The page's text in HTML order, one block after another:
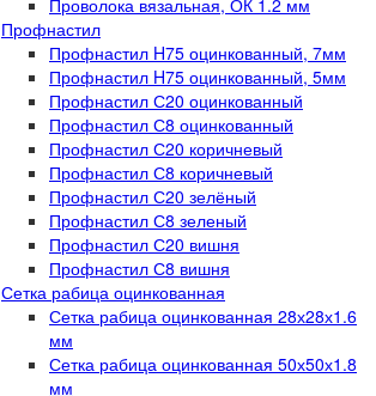
Проволока вязальная, ОК 1.2 мм
Профнастил
Профнастил H75 оцинкованный, 7мм
Профнастил H75 оцинкованный, 5мм
Профнастил С20 оцинкованный
Профнастил С8 оцинкованный
Профнастил С20 коричневый
Профнастил С8 коричневый
Профнастил С20 зелёный
Профнастил С8 зеленый
Профнастил С20 вишня
Профнастил С8 вишня
Сетка рабица оцинкованная
Сетка рабица оцинкованная 28х28х1.6
мм
Сетка рабица оцинкованная 50х50х1.8
мм